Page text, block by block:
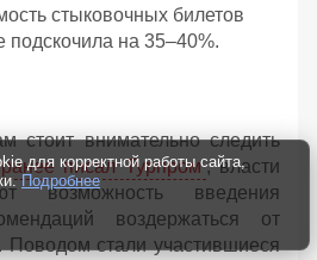
стыковочных билетов
подскочила на 35–40%.
стоит внимательно следить
ранее писал Турпром , власти
возможность введения
воздержаться от
стали участившиеся
для корректной работы сайта,
Подробнее